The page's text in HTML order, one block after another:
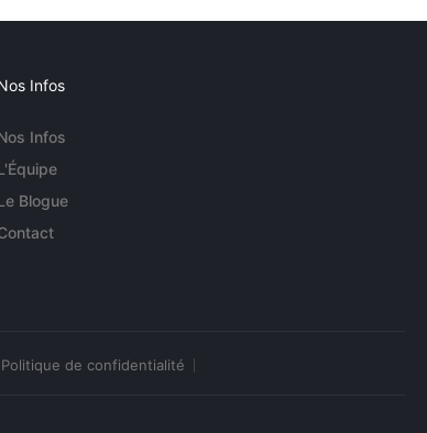
Infos
Infos
Blogue
Politique de confidentialité